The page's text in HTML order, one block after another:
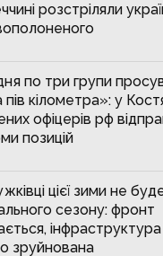
розстріляли
по три групи
кілометра»: у
офіцерів рф
позицій
цієї зими не
сезону: фронт
інфраструктура
зруйнована